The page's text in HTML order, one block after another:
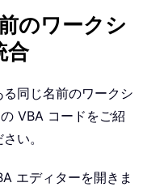
のワークシ
合
同じ名前のワークシ
VBA コードをご紹
い。
エディターを開きま